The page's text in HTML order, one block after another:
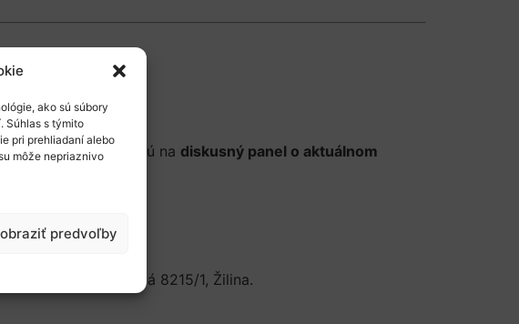
ako sú súbory
Súhlas s týmito
pri prehliadaní alebo
môže nepriaznivo
predvoľby
v Žiline vás pozývajú na diskusný panel o aktuálnom
UNIZA, Univerzitná 8215/1, Žilina.